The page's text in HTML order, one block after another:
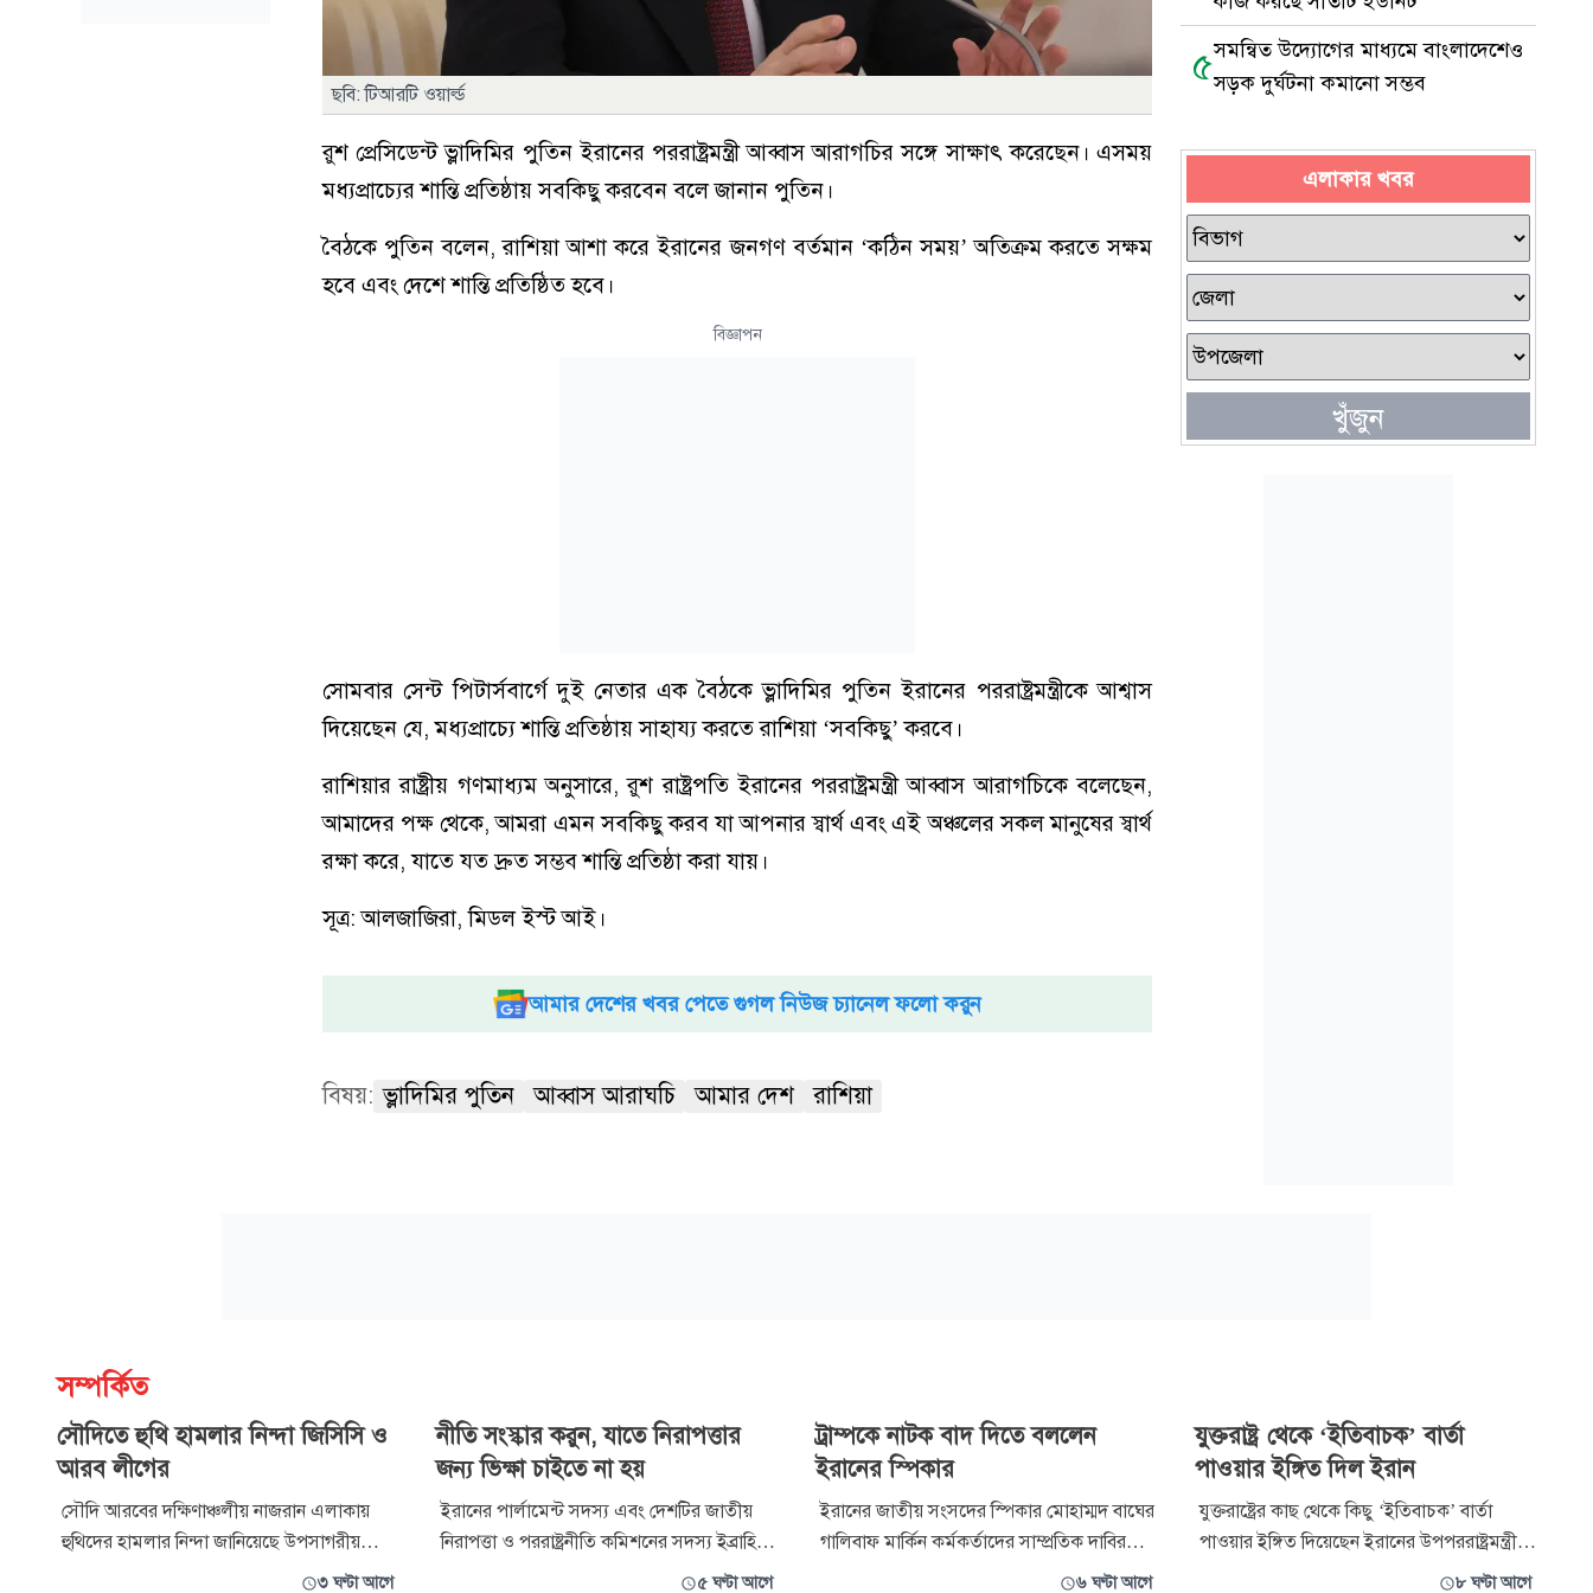
ছবি: টিআরটি ওয়ার্ল্ড
রুশ প্রেসিডেন্ট ভ্লাদিমির পুতিন ইরানের পররাষ্ট্রমন্ত্রী আব্বাস আরাগচির সঙ্গে সাক্ষাৎ করেছেন। এসময়
মধ্যপ্রাচ্যের শান্তি প্রতিষ্ঠায় সবকিছু করবেন বলে জানান পুতিন।
বৈঠকে পুতিন বলেন, রাশিয়া আশা করে ইরানের জনগণ বর্তমান ‘কঠিন সময়’ অতিক্রম করতে সক্ষম
হবে এবং দেশে শান্তি প্রতিষ্ঠিত হবে।
বিজ্ঞাপন
সোমবার সেন্ট পিটার্সবার্গে দুই নেতার এক বৈঠকে ভ্লাদিমির পুতিন ইরানের পররাষ্ট্রমন্ত্রীকে আশ্বাস
দিয়েছেন যে, মধ্যপ্রাচ্যে শান্তি প্রতিষ্ঠায় সাহায্য করতে রাশিয়া ‘সবকিছু’ করবে।
রাশিয়ার রাষ্ট্রীয় গণমাধ্যম অনুসারে, রুশ রাষ্ট্রপতি ইরানের পররাষ্ট্রমন্ত্রী আব্বাস আরাগচিকে বলেছেন,
আমাদের পক্ষ থেকে, আমরা এমন সবকিছু করব যা আপনার স্বার্থ এবং এই অঞ্চলের সকল মানুষের স্বার্থ
রক্ষা করে, যাতে যত দ্রুত সম্ভব শান্তি প্রতিষ্ঠা করা যায়।
সূত্র: আলজাজিরা, মিডল ইস্ট আই।
আমার দেশের খবর পেতে গুগল নিউজ চ্যানেল ফলো করুন
বিষয়: ভ্লাদিমির পুতিন আব্বাস আরাঘচি আমার দেশ রাশিয়া
৫সমন্বিত উদ্যোগের মাধ্যমে বাংলাদেশেও
সড়ক দুর্ঘটনা কমানো সম্ভব
এলাকার খবর
খুঁজুন
সম্পর্কিত
সৌদিতে হুথি হামলার নিন্দা জিসিসি ও
আরব লীগের
সৌদি আরবের দক্ষিণাঞ্চলীয় নাজরান এলাকায়
হুথিদের হামলার নিন্দা জানিয়েছে উপসাগরীয়
সহযোগিতা পরিষদ (জিসিসি) ও আরব লীগ।৩ ঘণ্টা আগে
নীতি সংস্কার করুন, যাতে নিরাপত্তার
জন্য ভিক্ষা চাইতে না হয়
ইরানের পার্লামেন্ট সদস্য এবং দেশটির জাতীয়
নিরাপত্তা ও পররাষ্ট্রনীতি কমিশনের সদস্য ইব্রাহিম
রেজায়ি সৌদি আরবকে তাদের পররাষ্ট্র ও নিরাপত্তা
৫ ঘণ্টা আগে
ট্রাম্পকে নাটক বাদ দিতে বললেন
ইরানের স্পিকার
ইরানের জাতীয় সংসদের স্পিকার মোহাম্মদ বাঘের
গালিবাফ মার্কিন কর্মকর্তাদের সাম্প্রতিক দাবির
প্রতিক্রিয়ায় তাদের ব্যর্থ ও পুরোনো কূটনীতির
৬ ঘণ্টা আগে
যুক্তরাষ্ট্র থেকে ‘ইতিবাচক’ বার্তা
পাওয়ার ইঙ্গিত দিল ইরান
যুক্তরাষ্ট্রের কাছ থেকে কিছু ‘ইতিবাচক’ বার্তা
পাওয়ার ইঙ্গিত দিয়েছেন ইরানের উপপররাষ্ট্রমন্ত্রী
কারেম গরিবাবাদি। তবে বার্তাগুলোর ধরন বা৮ ঘণ্টা আগে